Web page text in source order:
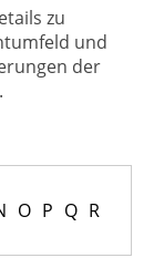
zu
und
der
O P Q R